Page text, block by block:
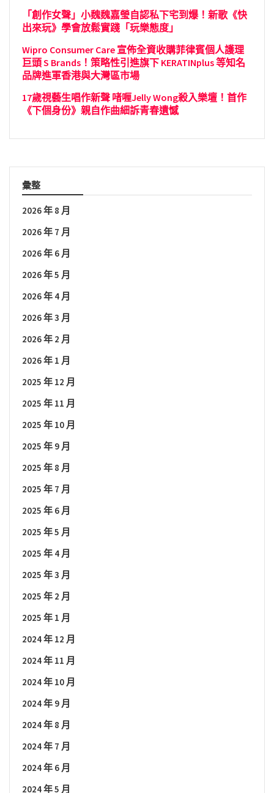
「創作女聲」小魏魏嘉瑩自認私下宅到爆！新歌《快
出來玩》學會放鬆實踐「玩樂態度」
Wipro Consumer Care 宣佈全資收購菲律賓個人護理
巨頭 S Brands！策略性引進旗下 KERATINplus 等知名
品牌進軍香港與大灣區市場
17歲視藝生唱作新聲 啫喱Jelly Wong殺入樂壇！首作
《下個身份》親自作曲細訴青春遺憾
彙整
2026 年 8 月
2026 年 7 月
2026 年 6 月
2026 年 5 月
2026 年 4 月
2026 年 3 月
2026 年 2 月
2026 年 1 月
2025 年 12 月
2025 年 11 月
2025 年 10 月
2025 年 9 月
2025 年 8 月
2025 年 7 月
2025 年 6 月
2025 年 5 月
2025 年 4 月
2025 年 3 月
2025 年 2 月
2025 年 1 月
2024 年 12 月
2024 年 11 月
2024 年 10 月
2024 年 9 月
2024 年 8 月
2024 年 7 月
2024 年 6 月
2024 年 5 月